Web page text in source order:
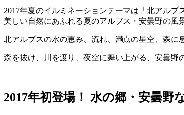
2017年夏のイルミネーションテーマは「北アルプ
美しい自然にあふれる夏のアルプス・安曇野の風
北アルプスの水の恵み、流れ、満点の星空、森に
森を抜け、川を渡り、夜空に舞い上がる、安曇野
2017年初登場！ 水の郷・安曇野